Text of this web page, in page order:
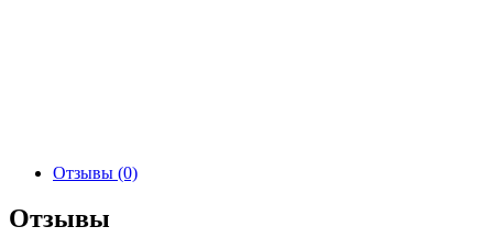
Отзывы (0)
Отзывы